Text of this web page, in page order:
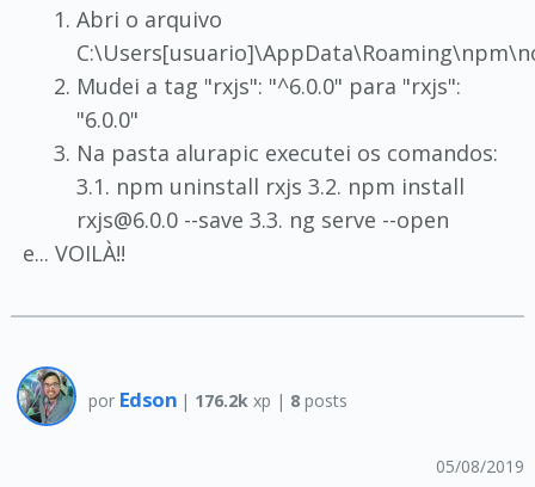
Abri o arquivo
Mudei a tag "rxjs": "^6.0.0" para "rxjs":
"6.0.0"
Na pasta alurapic executei os comandos:
3.1. npm uninstall rxjs 3.2. npm install
rxjs@6.0.0 --save 3.3. ng serve --open
e... VOILÀ!!
por Edson | 176.2k xp | 8 posts
05/08/2019